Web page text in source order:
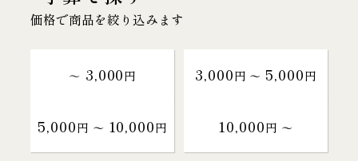
価格で商品を絞り込みます
～ 3,000円 3,000円 〜 5,000円
5,000円 〜 10,000円 10,000円 〜